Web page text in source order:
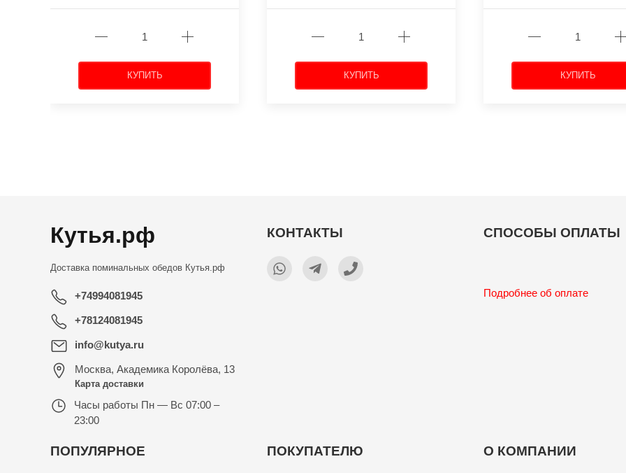
КУПИТЬ КУПИТЬ КУПИТЬ
Кутья.рф
Доставка поминальных обедов Кутья.рф
+74994081945
+78124081945
info@kutya.ru
Москва, Академика Королёва, 13
Карта доставки
Часы работы Пн — Вс 07:00 –
23:00
КОНТАКТЫ СПОСОБЫ ОПЛАТЫ
Подробнее об оплате
ПОПУЛЯРНОЕ ПОКУПАТЕЛЮ О КОМПАНИИ